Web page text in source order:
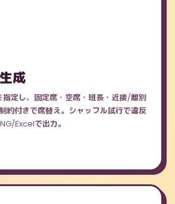
成
指定し、固定席・空席・班長・近接/離別
約付きで席替え。シャッフル試行で違反
Excelで出力。